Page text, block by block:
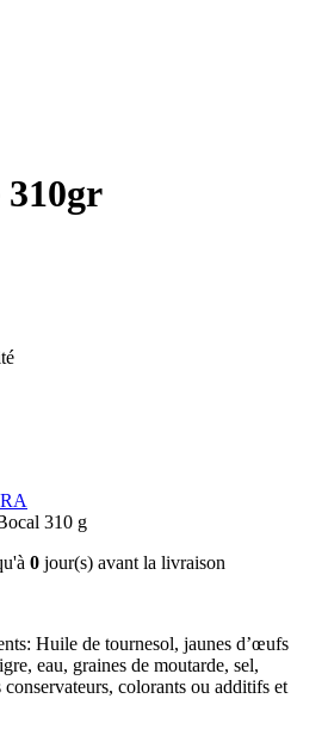
310 g
0 jour(s) avant la livraison
Huile de tournesol, jaunes d’œufs
eau, graines de moutarde, sel,
colorants ou additifs et